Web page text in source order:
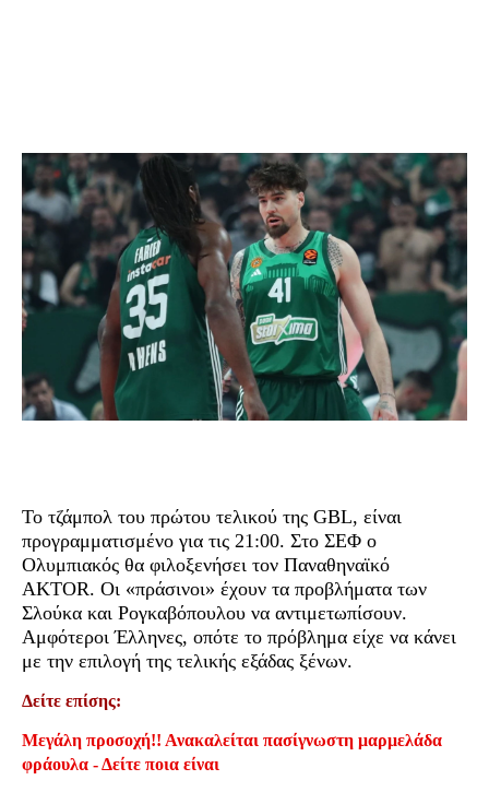
Το τζάμπολ του πρώτου τελικού της GBL, είναι
προγραμματισμένο για τις 21:00. Στο ΣΕΦ ο
Ολυμπιακός θα φιλοξενήσει τον Παναθηναϊκό
AKTOR. Οι «πράσινοι» έχουν τα προβλήματα των
Σλούκα και Ρογκαβόπουλου να αντιμετωπίσουν.
Αμφότεροι Έλληνες, οπότε το πρόβλημα είχε να κάνει
με την επιλογή της τελικής εξάδας ξένων.
Δείτε επίσης:
Μεγάλη προσοχή!! Ανακαλείται πασίγνωστη μαρμελάδα
φράουλα - Δείτε ποια είναι